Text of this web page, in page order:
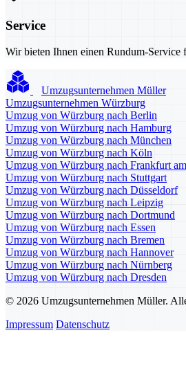
Service
Wir bieten Ihnen einen Rundum-Service
Umzugsunternehmen Müller
Umzugsunternehmen Würzburg
Umzug von Würzburg nach Berlin
Umzug von Würzburg nach Hamburg
Umzug von Würzburg nach München
Umzug von Würzburg nach Köln
Umzug von Würzburg nach Frankfurt
Umzug von Würzburg nach Stuttgart
Umzug von Würzburg nach Düsseldorf
Umzug von Würzburg nach Leipzig
Umzug von Würzburg nach Dortmund
Umzug von Würzburg nach Essen
Umzug von Würzburg nach Bremen
Umzug von Würzburg nach Hannover
Umzug von Würzburg nach Nürnberg
Umzug von Würzburg nach Dresden
© 2026 Umzugsunternehmen Müller.
Impressum Datenschutz